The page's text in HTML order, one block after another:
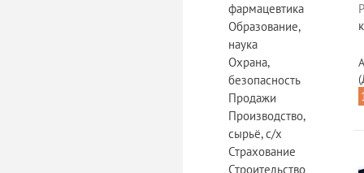
фармацевтика
Образование,
наука
Охрана,
безопасность
Продажи
Производство,
сырьё, с/х
Страхование
Строительство